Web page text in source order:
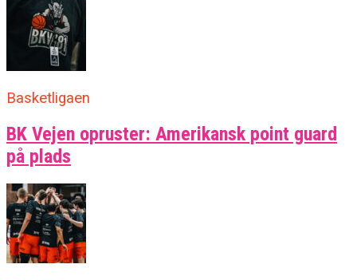
Basketligaen
BK Vejen opruster: Amerikansk point guard
på plads